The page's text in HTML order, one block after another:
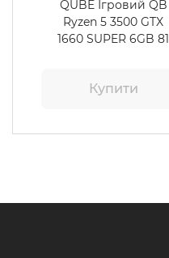
QUBE Ігровий QB
Ryzen 5 3500 GTX
1660 SUPER 6GB 81
Купити